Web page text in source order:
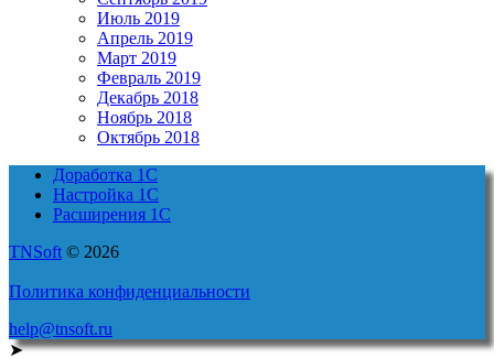
Июль 2019
Апрель 2019
Март 2019
Февраль 2019
Декабрь 2018
Ноябрь 2018
Октябрь 2018
Доработка 1С
Настройка 1С
Расширения 1С
TNSoft© 2026
Политика конфиденциальности
help@tnsoft.ru
➤